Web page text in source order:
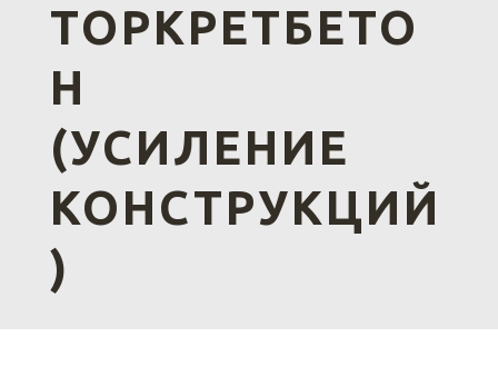
ТОРКРЕТБЕТО
Н
(УСИЛЕНИЕ
КОНСТРУКЦИЙ
)